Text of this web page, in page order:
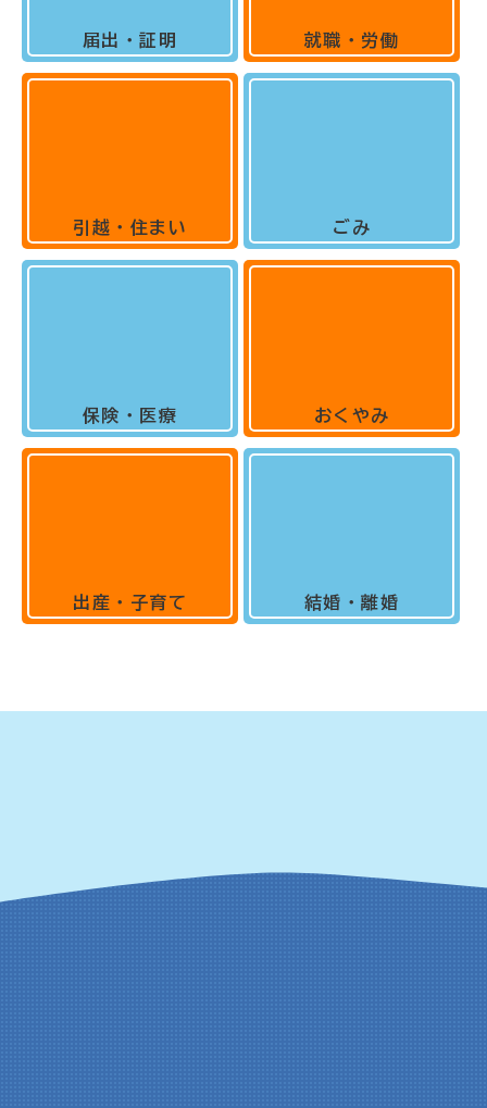
届出・証明
引越・住まい
保険・医療
出産・子育て
就職・労働
ごみ
おくやみ
結婚・離婚